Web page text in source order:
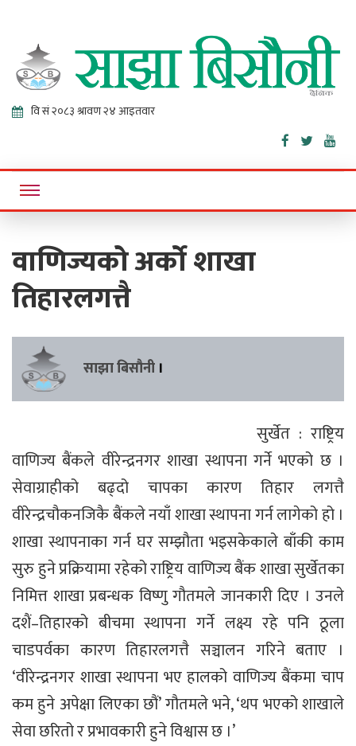
Sajha
Bisaunee
Online News Portal
वाणिज्यको अर्को शाखा
तिहारलगत्तै
साझा बिसौनी ।
सुर्खेत : राष्ट्रिय
वाणिज्य बैंकले वीरेन्द्रनगर शाखा स्थापना गर्ने भएको छ ।
सेवाग्राहीको बढ्दो चापका कारण तिहार लगत्तै
वीरेन्द्रचौकनजिकै बैंकले नयाँ शाखा स्थापना गर्न लागेको हो ।
शाखा स्थापनाका गर्न घर सम्झौता भइसकेकाले बाँकी काम
सुरु हुने प्रक्रियामा रहेको राष्ट्रिय वाणिज्य बैंक शाखा सुर्खेतका
निमित्त शाखा प्रबन्धक विष्णु गौतमले जानकारी दिए । उनले
दशैं–तिहारको बीचमा स्थापना गर्ने लक्ष्य रहे पनि ठूला
चाडपर्वका कारण तिहारलगत्तै सञ्चालन गरिने बताए ।
‘वीरेन्द्रनगर शाखा स्थापना भए हालको वाणिज्य बैंकमा चाप
कम हुने अपेक्षा लिएका छौं’ गौतमले भने, ‘थप भएको शाखाले
सेवा छरितो र प्रभावकारी हुने विश्वास छ ।’